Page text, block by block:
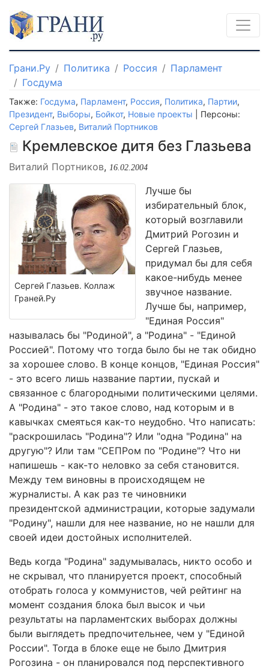
Грани.Ру Политика Россия
Парламент
Госдума
Также: Госдума, Парламент, Россия, Политика, Партии,
Президент, Выборы, Бойкот, Новые проекты | Персоны:
Сергей Глазьев, Виталий Портников
Кремлевское дитя без Глазьева
Виталий Портников, 16.02.2004
Сергей Глазьев. Коллаж
Граней.Ру
Лучше бы
избирательный блок,
который возглавили
Дмитрий Рогозин и
Сергей Глазьев,
придумал бы для себя
какое-нибудь менее
звучное название.
Лучше бы, например,
"Единая Россия"
называлась бы "Родиной", а "Родина" - "Единой
Россией". Потому что тогда было бы не так обидно
за хорошее слово. В конце концов, "Единая Россия"
- это всего лишь название партии, пускай и
связанное с благородными политическими целями.
А "Родина" - это такое слово, над которым и в
кавычках смеяться как-то неудобно. Что написать:
"раскрошилась "Родина"? Или "одна "Родина" на
другую"? Или там "СЕПРом по "Родине"? Что ни
напишешь - как-то неловко за себя становится.
Между тем виновны в происходящем не
журналисты. А как раз те чиновники
президентской администрации, которые задумали
"Родину", нашли для нее название, но не нашли для
своей идеи достойных исполнителей.
Ведь когда "Родина" задумывалась, никто особо и
не скрывал, что планируется проект, способный
отобрать голоса у коммунистов, чей рейтинг на
момент создания блока был высок и чьи
результаты на парламентских выборах должны
были выглядеть предпочительнее, чем у "Единой
России". Тогда в блоке еще не было Дмитрия
Рогозина - он планировался под перспективного